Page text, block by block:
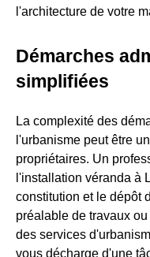
l'architecture de votre
Démarches
simplifiées
La complexité des
l'urbanisme peut être
propriétaires. Un
l'installation véranda à
constitution et le dépôt
préalable de travaux
des services
vous décharge d'une